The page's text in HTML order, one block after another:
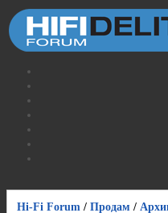
Hi-Fi Forum / Продам /